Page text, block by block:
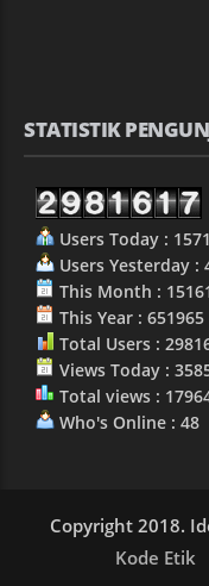
STATISTIK
Users Today : 1571
Users Yesterday :
This Month :
This Year : 651965
Total Users :
Views Today :
Total views :
Who's Online : 48
Copyright 2018.
Kode Etik